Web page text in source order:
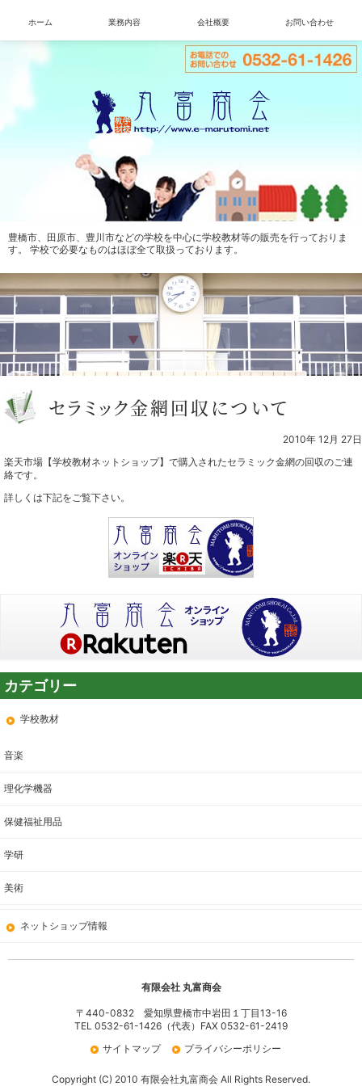
ホーム 業務内容 会社概要 お問い合わせ
豊橋市、田原市、豊川市などの学校を中心に学校教材等の販売を行っておりま
す。 学校で必要なものはほぼ全て取扱っております。
セラミック金網回収について
2010年 12月 27日
楽天市場【学校教材ネットショップ】で購入されたセラミック金網の回収のご連
絡です。
詳しくは下記をご覧下さい。
学校教材
音楽
理化学機器
保健福祉用品
学研
美術
ネットショップ情報
有限会社 丸富商会
〒440-0832 愛知県豊橋市中岩田１丁目13-16
TEL 0532-61-1426（代表）FAX 0532-61-2419
サイトマップ
プライバシーポリシー
Copyright (C) 2010 有限会社丸富商会 All Rights Reserved.